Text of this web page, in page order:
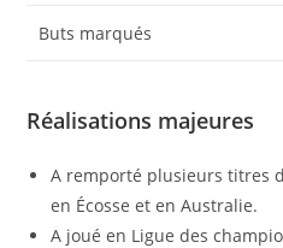
Buts marqués
Réalisations majeures
A remporté plusieurs titres
en Écosse et en Australie.
A joué en Ligue des